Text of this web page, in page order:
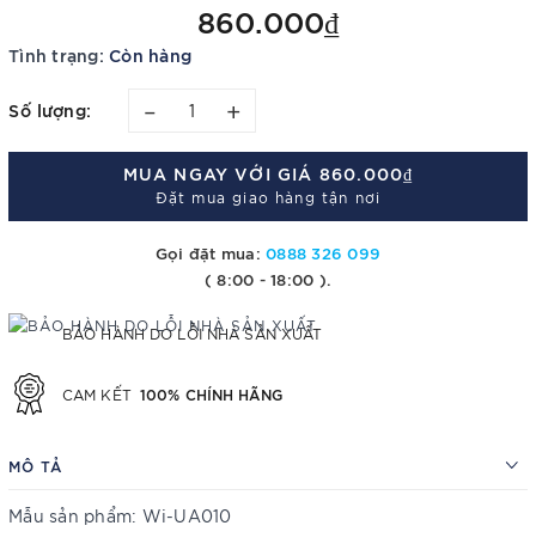
860.000₫
Tình trạng: Còn hàng
Số lượng: – +
MUA NGAY VỚI GIÁ 860.000₫
Đặt mua giao hàng tận nơi
Gọi đặt mua:0888 326 099
( 8:00 - 18:00 ).
BẢO HÀNH DO LỖI NHÀ SẢN XUẤT
CAM KẾT 100% CHÍNH HÃNG
MÔ TẢ
Mẫu sản phẩm: Wi-UA010